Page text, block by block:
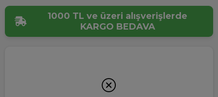
1000 TL ve üzeri alışverişlerde
KARGO BEDAVA